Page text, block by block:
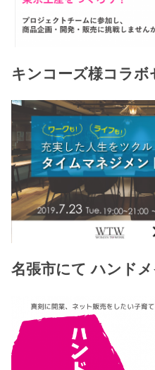
キンコーズ様コラボ
名張市にて ハンド